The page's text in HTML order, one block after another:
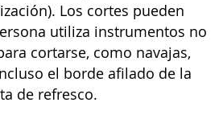
Los cortes pueden
utiliza instrumentos no
cortarse, como navajas,
el borde afilado de la
de refresco.